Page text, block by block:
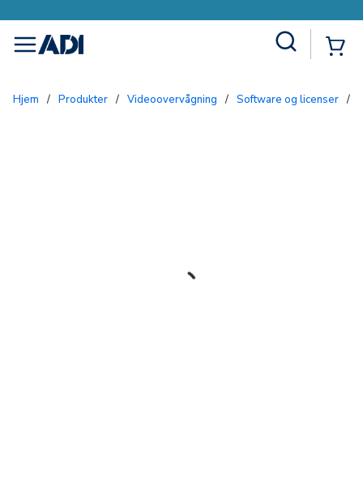
menu
Hjem / Produkter / Videoovervågning / Software og licenser /